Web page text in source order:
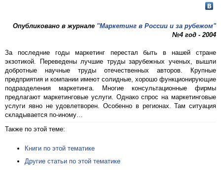
Опубликовано в журнале "Маркетинг в России и за рубежом"
№4 год - 2004
За последние годы маркетинг перестал быть в нашей стране
экзотикой. Переведены лучшие труды зарубежных ученых, вышли
добротные научные труды отечественных авторов. Крупные
предприятия и компании имеют солидные, хорошо функционирующие
подразделения маркетинга. Многие консультационные фирмы
предлагают маркетинговые услуги. Однако спрос на маркетинговые
услуги явно не удовлетворен. Особенно в регионах. Там ситуация
складывается по-иному…
Также по этой теме:
Книги по этой тематике
Другие статьи по этой тематике